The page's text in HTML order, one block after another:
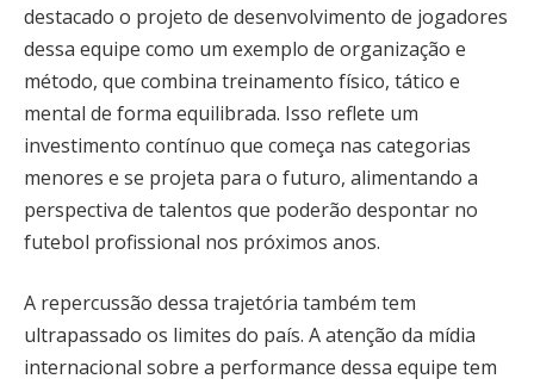
destacado o projeto de desenvolvimento de jogadores
dessa equipe como um exemplo de organização e
método, que combina treinamento físico, tático e
mental de forma equilibrada. Isso reflete um
investimento contínuo que começa nas categorias
menores e se projeta para o futuro, alimentando a
perspectiva de talentos que poderão despontar no
futebol profissional nos próximos anos.
A repercussão dessa trajetória também tem
ultrapassado os limites do país. A atenção da mídia
internacional sobre a performance dessa equipe tem